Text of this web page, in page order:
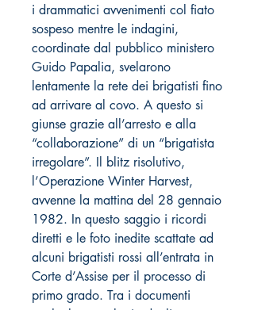
i drammatici avvenimenti col fiato
sospeso mentre le indagini,
coordinate dal pubblico ministero
Guido Papalia, svelarono
lentamente la rete dei brigatisti fino
ad arrivare al covo. A questo si
giunse grazie all’arresto e alla
“collaborazione” di un “brigatista
irregolare”. Il blitz risolutivo,
l’Operazione Winter Harvest,
avvenne la mattina del 28 gennaio
1982. In questo saggio i ricordi
diretti e le foto inedite scattate ad
alcuni brigatisti rossi all’entrata in
Corte d’Assise per il processo di
primo grado. Tra i documenti